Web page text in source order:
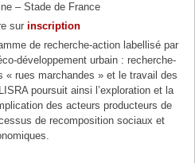
– Stade de France
sur inscription
de recherche-action labellisé par
développement urbain : recherche-
« rues marchandes » et le travail des
poursuit ainsi l’exploration et la
des acteurs producteurs de
de recomposition sociaux et